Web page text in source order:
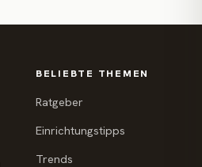
BELIEBTE THEMEN
Ratgeber
Einrichtungstipps
Trends